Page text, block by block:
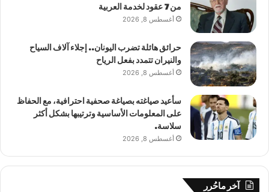
من 7 عقود لخدمة العربية
أغسطس 8, 2026
حرائق هائلة تضرب اليونان.. إجلاء آلاف السياح
والنيران تتمدد بفعل الرياح
أغسطس 8, 2026
سأعيد صياغته بصياغة صحفية احترافية، مع الحفاظ
على المعلومات الأساسية وترتيبها بشكل أكثر
سلاسة.
أغسطس 8, 2026
آخر ماحُرر